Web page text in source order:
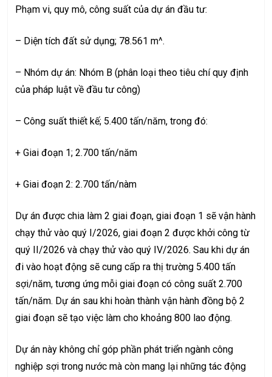
Phạm vi, quy mô, công suất của dự án đầu tư:
– Diện tích đất sử dụng; 78.561 m^.
– Nhóm dự án: Nhóm B (phân loại theo tiêu chí quy định
của pháp luật về đầu tư công)
– Công suất thiết kế; 5.400 tấn/năm, trong đó:
+ Giai đoạn 1; 2.700 tấn/năm
+ Giai đoạn 2: 2.700 tấn/nàm
Dự án được chia làm 2 giai đoạn, giai đoạn 1 sẽ vận hành
chạy thử vào quý I/2026, giai đoạn 2 được khởi công từ
quý II/2026 và chạy thử vào quý IV/2026. Sau khi dự án
đi vào hoạt động sẽ cung cấp ra thị trường 5.400 tấn
sợi/năm, tương ứng mỗi giai đoạn có công suất 2.700
tấn/năm. Dự án sau khi hoàn thành vận hành đồng bộ 2
giai đoạn sẽ tạo việc làm cho khoảng 800 lao động.
Dự án này không chỉ góp phần phát triển ngành công
nghiệp sợi trong nước mà còn mang lại những tác động